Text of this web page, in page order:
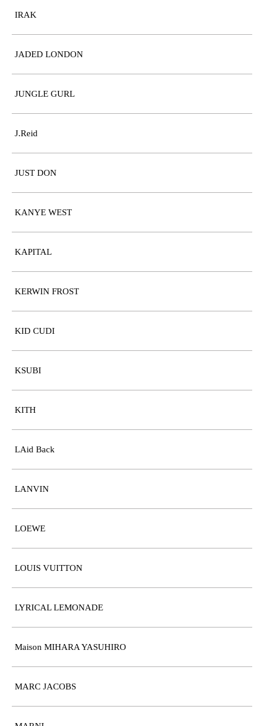
IRAK
JADED LONDON
JUNGLE GURL
J.Reid
JUST DON
KANYE WEST
KAPITAL
KERWIN FROST
KID CUDI
KSUBI
KITH
LAid Back
LANVIN
LOEWE
LOUIS VUITTON
LYRICAL LEMONADE
Maison MIHARA YASUHIRO
MARC JACOBS